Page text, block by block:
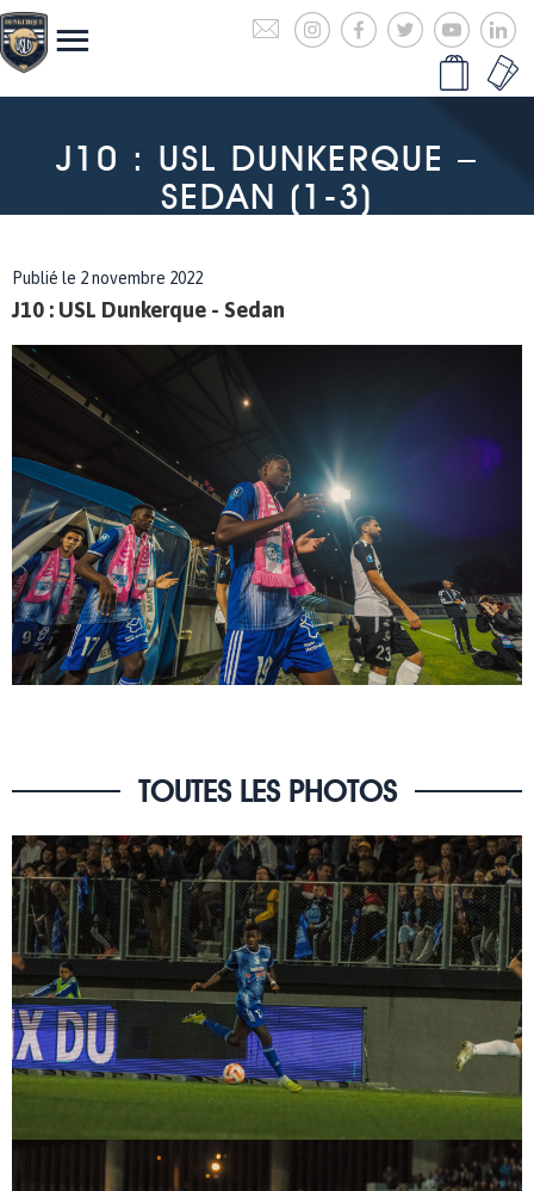
J10 : USL DUNKERQUE –
SEDAN (1-3)
Publié le 2 novembre 2022
J10 : USL Dunkerque - Sedan
TOUTES LES PHOTOS